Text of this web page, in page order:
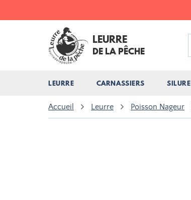
LEURRE
DE LA PÊCHE
LEURRE CARNASSIERS SILURE
Accueil Leurre Poisson Nageur